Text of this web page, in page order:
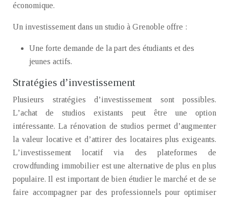
économique.
Un investissement dans un studio à Grenoble offre :
Une forte demande de la part des étudiants et des
jeunes actifs.
Stratégies d’investissement
Plusieurs stratégies d’investissement sont possibles.
L’achat de studios existants peut être une option
intéressante. La rénovation de studios permet d’augmenter
la valeur locative et d’attirer des locataires plus exigeants.
L’investissement locatif via des plateformes de
crowdfunding immobilier est une alternative de plus en plus
populaire. Il est important de bien étudier le marché et de se
faire accompagner par des professionnels pour optimiser